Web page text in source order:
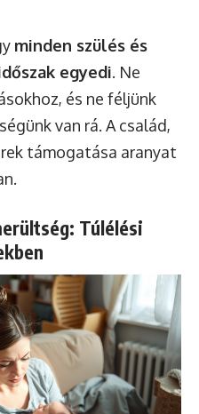
minden szülés és
egyedi. Ne
és ne féljünk
van rá. A család,
támogatása aranyat
Túlélési